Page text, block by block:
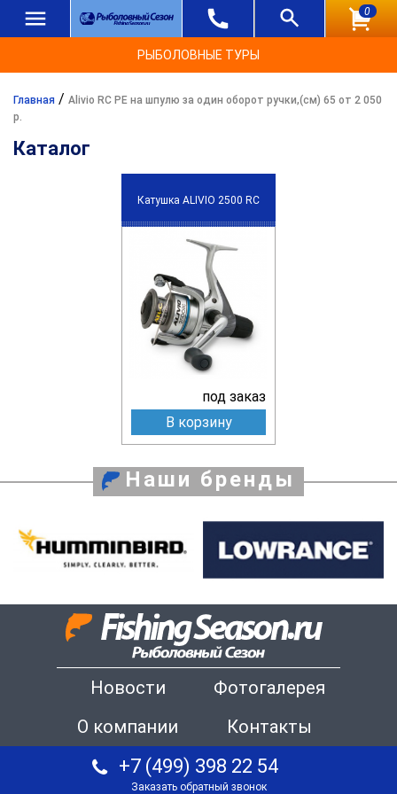
0
РЫБОЛОВНЫЕ ТУРЫ
Главная / Alivio RC PE на шпулю за один оборот ручки,(см) 65 от 2 050
р.
Каталог
Катушка ALIVIO 2500 RC
под заказ
В корзину
Наши бренды
Новости
Фотогалерея
О компании
Контакты
+7 (499) 398 22 54
Заказать обратный звонок